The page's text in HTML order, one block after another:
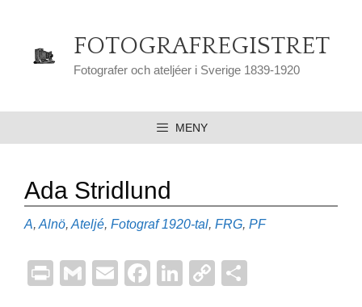
FOTOGRAFREGISTRET
Fotografer och ateljéer i Sverige 1839-1920
MENY
Ada Stridlund
Kategorier
A, Alnö, Ateljé, Fotograf Etiketter
1920-tal, FRG, PF
Pr G
E
F
Li
C